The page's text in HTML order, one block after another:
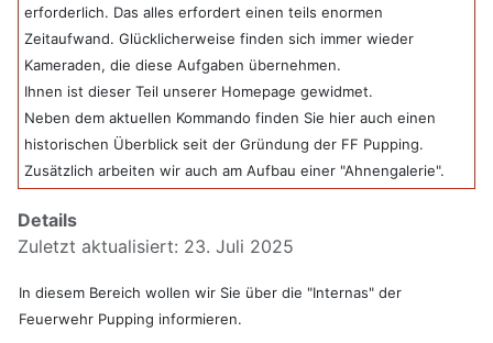
erforderlich. Das alles erfordert einen teils enormen
Zeitaufwand. Glücklicherweise finden sich immer wieder
Kameraden, die diese Aufgaben übernehmen.
Ihnen ist dieser Teil unserer Homepage gewidmet.
Neben dem aktuellen Kommando finden Sie hier auch einen
historischen Überblick seit der Gründung der FF Pupping.
Zusätzlich arbeiten wir auch am Aufbau einer "Ahnengalerie".
Details
Zuletzt aktualisiert: 23. Juli 2025
In diesem Bereich wollen wir Sie über die "Internas" der
Feuerwehr Pupping informieren.